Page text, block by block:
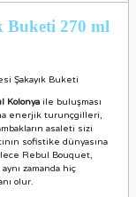
Buketi 270 ml
Şakayık Buketi
Kolonya ile buluşması
enerjik turunçgilleri,
asaleti sizi
sofistike dünyasına
Rebul Bouquet,
zamanda hiç
olur.